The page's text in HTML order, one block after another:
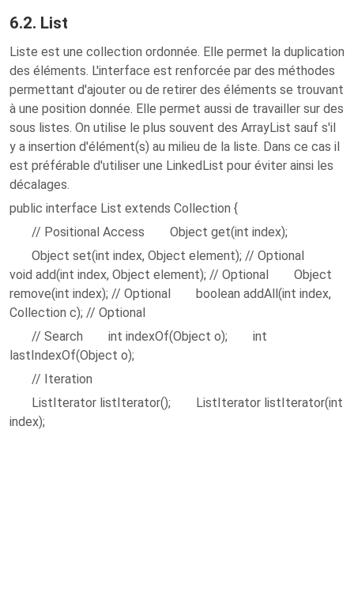
6.2. List
Liste est une collection ordonnée. Elle permet la duplication
des éléments. L'interface est renforcée par des méthodes
permettant d'ajouter ou de retirer des éléments se trouvant
à une position donnée. Elle permet aussi de travailler sur des
sous listes. On utilise le plus souvent des ArrayList sauf s'il
y a insertion d'élément(s) au milieu de la liste. Dans ce cas il
est préférable d'utiliser une LinkedList pour éviter ainsi les
décalages.
public interface List extends Collection {
// Positional Access Object get(int index);
Object set(int index, Object element); // Optional
void add(int index, Object element); // Optional Object
remove(int index); // Optional boolean addAll(int index,
Collection c); // Optional
// Search int indexOf(Object o); int
lastIndexOf(Object o);
// Iteration
ListIterator listIterator(); ListIterator listIterator(int
index);